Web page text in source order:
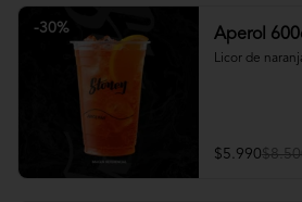
-30% Aperol
Licor de
$5.990